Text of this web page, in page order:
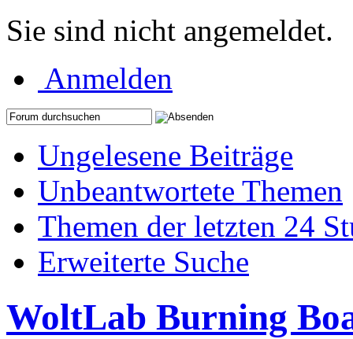
Sie sind nicht angemeldet.
Anmelden
Ungelesene Beiträge
Unbeantwortete Themen
Themen der letzten 24
Erweiterte Suche
WoltLab Burning